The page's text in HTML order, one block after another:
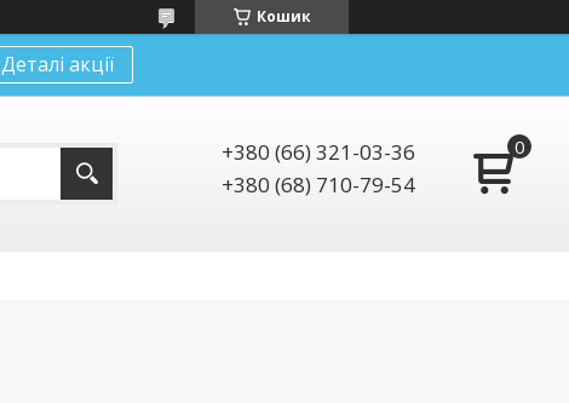
Кошик
Деталі акції
+380 (66) 321-03-36
+380 (68) 710-79-54